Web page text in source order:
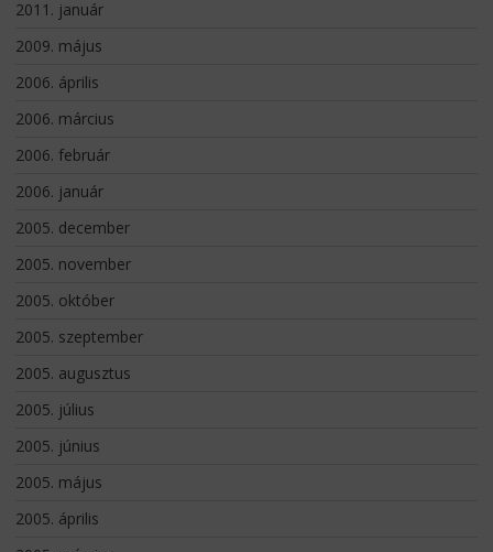
2011. január
2009. május
2006. április
2006. március
2006. február
2006. január
2005. december
2005. november
2005. október
2005. szeptember
2005. augusztus
2005. július
2005. június
2005. május
2005. április